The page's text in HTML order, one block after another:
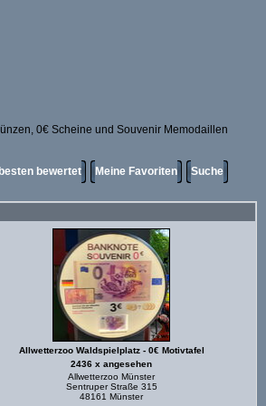
0€ Scheine und Souvenir Memodaillen
bewertet Meine Favoriten Suche
Allwetterzoo Waldspielplatz - 0€ Motivtafel
2436 x angesehen
Allwetterzoo Münster
Sentruper Straße 315
48161 Münster